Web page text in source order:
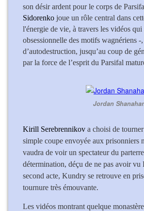
son désir ardent pour le corps de
Sidorenko joue un rôle central dans
l'énergie de vie, à travers les vidéos
obsessionnelle des motifs wagnériens
d’autodestruction, jusqu’au coup de
par la force de l’esprit du Parsifal
Jordan
Kirill Serebrennikov a choisi de
simple coupe envoyée aux prisonniers
vaudra de voir un spectateur du
détermination, déçu de ne pas avoir
second acte, Kundry se retrouve en
tournure très émouvante.
Les vidéos montrant quelque